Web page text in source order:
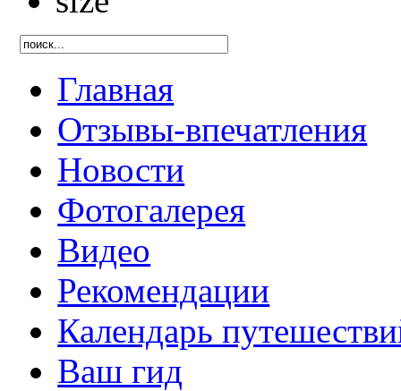
Главная
Отзывы-впечатления
Новости
Фотогалерея
Видео
Рекомендации
Календарь
Ваш гид